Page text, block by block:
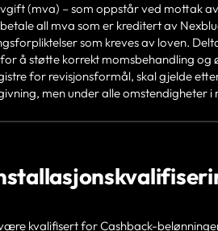
(mva) – som oppstår ved mottak
all mva som er kreditert av
som kreves av loven.
å støtte korrekt momsbehandling og
for revisjonsformål, skal gjelde
men under alle omstendigheter i
kvalifisert for Cashback-